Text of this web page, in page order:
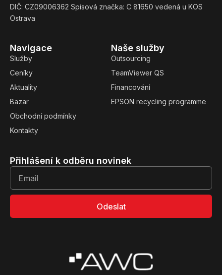
Naše služby
Outsourcing
TeamViewer QS
Financování
EPSON recycling programme
Navigace
Služby
Ceníky
Aktuality
Bazar
Obchodní podmínky
Kontakty
DIČ: CZ09006362 Spisová značka: C 81650 vedená u KOS
Ostrava
Přihlášení k odběru novinek
Odeslat